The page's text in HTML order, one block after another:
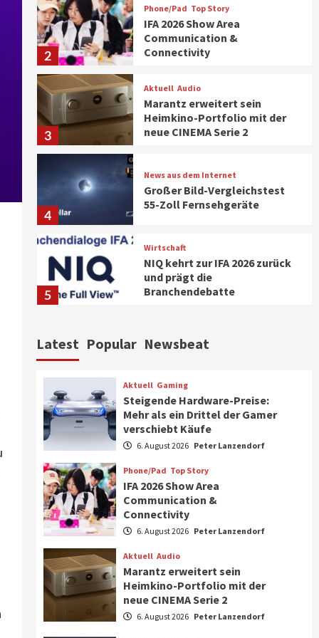
2
Phone/Pad Top Story
IFA 2026 Show Area
Communication &
Connectivity
3
Aktuell Audio
Marantz erweitert sein
Heimkino-Portfolio mit der
neue CINEMA Serie 2
4
News aus dem Internet
Großer Bild-Vergleichstest
55-Zoll Fernsehgeräte
5
Wirtschaft
NIQ kehrt zur IFA 2026 zurück
und prägt die
Branchendebatte
6
CHERRY baut Vertriebsteam
7
Smart Living Top Story
Verbraucher setzen immer
mehr auf Klimageräte und
Ventilatoren
1
Aktuell Gaming
Steigende Hardware-Preise:
Mehr als ein Drittel der
Gamer verschiebt Käufe
Phone/Pad Top Story
IFA 2026 Show Area
Communication &
Connectivity
Latest Popular Newsbeat
Aktuell Gaming
Steigende Hardware-Preise:
Mehr als ein Drittel der Gamer
verschiebt Käufe
6. August 2026 Peter Lanzendorf
Phone/Pad Top Story
IFA 2026 Show Area
Communication &
Connectivity
6. August 2026 Peter Lanzendorf
Aktuell Audio
Marantz erweitert sein
Heimkino-Portfolio mit der
neue CINEMA Serie 2
6. August 2026 Peter Lanzendorf